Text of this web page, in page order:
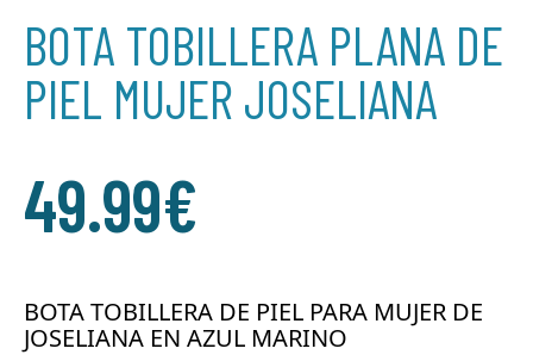
BOTA TOBILLERA PLANA DE
PIEL MUJER JOSELIANA
49.99€
BOTA TOBILLERA DE PIEL PARA MUJER DE
JOSELIANA EN AZUL MARINO